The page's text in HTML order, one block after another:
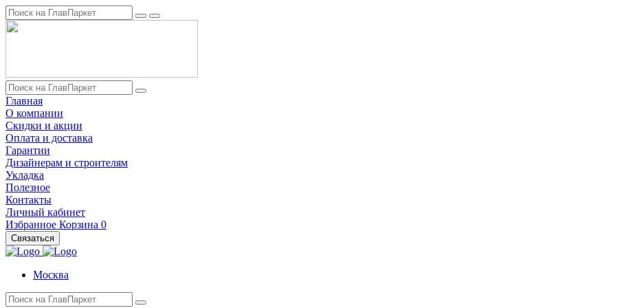
Главная
О компании
Скидки и акции
Оплата и доставка
Гарантии
Дизайнерам и строителям
Укладка
Полезное
Контакты
Личный кабинет
Избранное Корзина 0
Связаться
Москва